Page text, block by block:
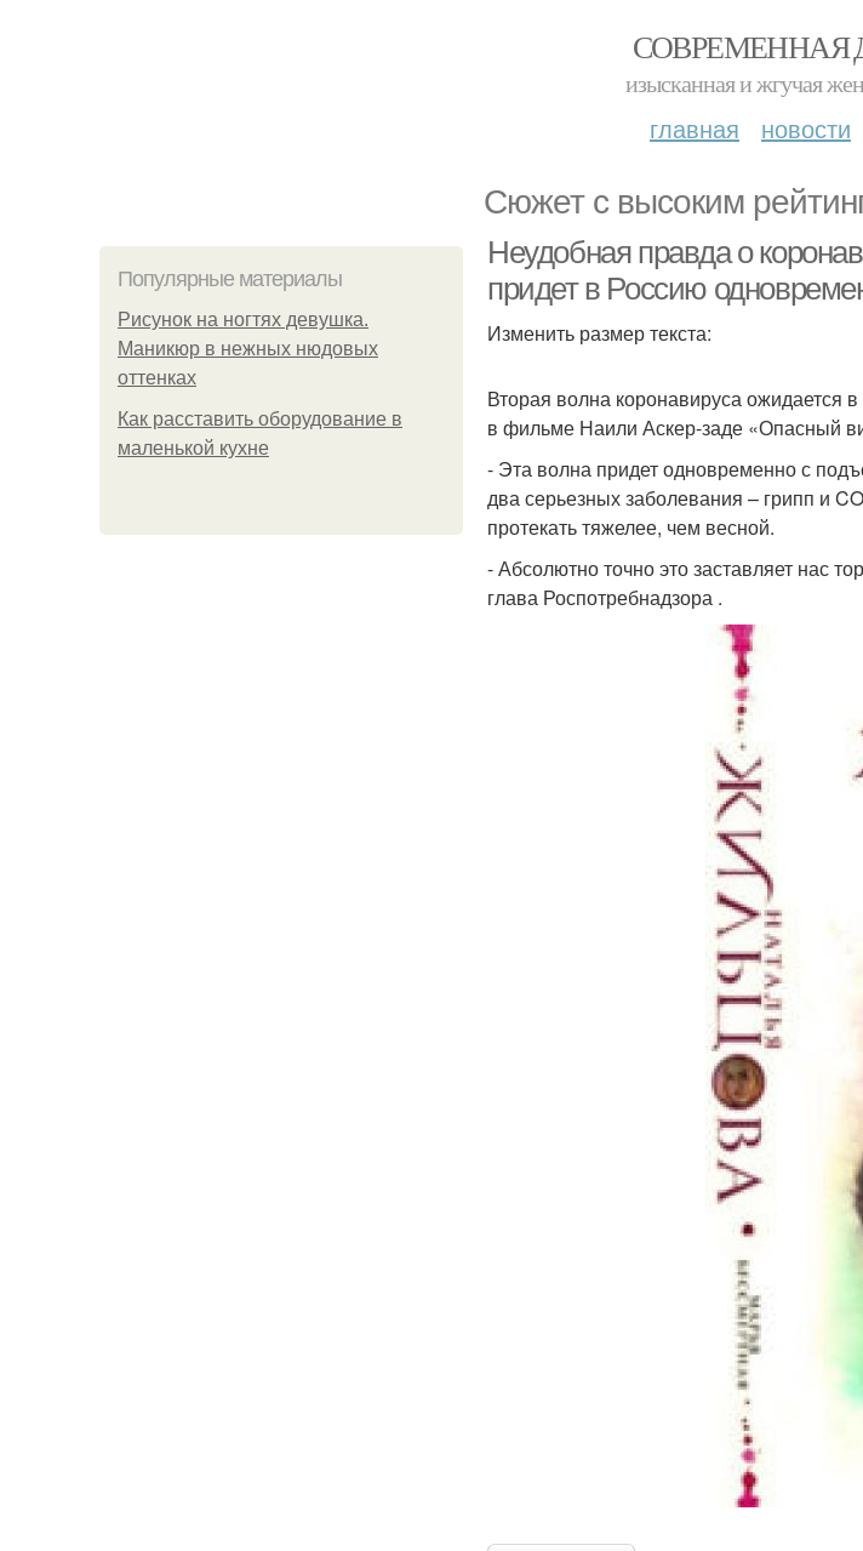
СОВРЕМЕННАЯ
изысканная и жгучая
главная новости
Сюжет с высоким
Популярные материалы
Рисунок на ногтях девушка.
Маникюр в нежных нюдовых
оттенках
Как расставить оборудование в
маленькой кухне
Неудобная правда о
придет в Россию
Изменить размер текста:
Вторая волна коронавируса ожидается
в фильме Наили Аскер-заде «Опасный
- Эта волна придет одновременно с
два серьезных заболевания – грипп и
протекать тяжелее, чем весной.
- Абсолютно точно это заставляет нас
глава Роспотребнадзора .